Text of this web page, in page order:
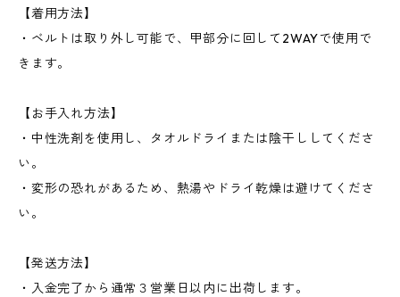
【着用方法】
・ベルトは取り外し可能で、甲部分に回して2WAYで使用で
きます。
【お手入れ方法】
・中性洗剤を使用し、タオルドライまたは陰干ししてくださ
い。
・変形の恐れがあるため、熱湯やドライ乾燥は避けてくださ
い。
【発送方法】
・入金完了から通常３営業日以内に出荷します。